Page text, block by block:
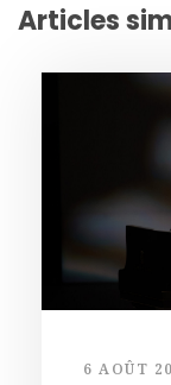
Articles
6 AOÛT